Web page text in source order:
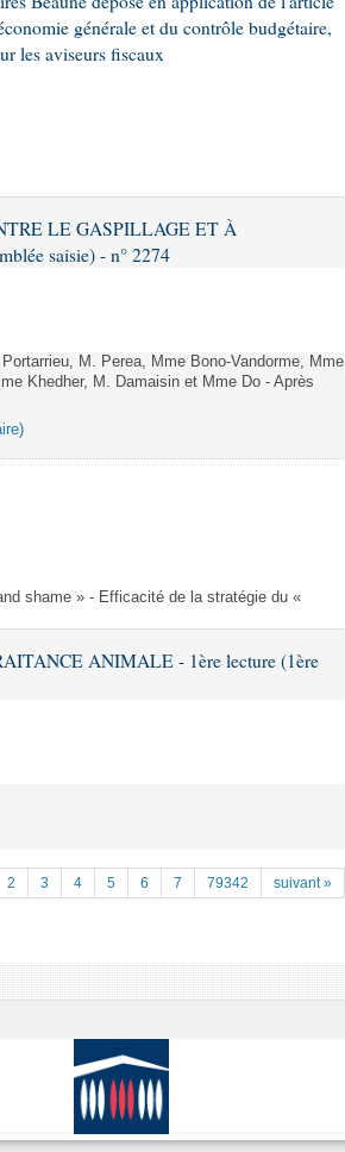
générale et du contrôle budgétaire,
les aviseurs fiscaux
LE GASPILLAGE ET À
saisie) - n° 2274
M. Perea, Mme Bono-Vandorme, Mme
Khedher, M. Damaisin et Mme Do - Après
shame » - Efficacité de la stratégie du «
ANIMALE - 1ère lecture (1ère
2 3 4 5 6 7 79342 suivant »